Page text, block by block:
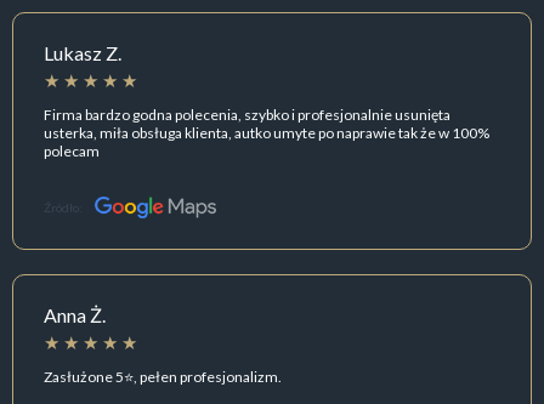
Lukasz Z.
Firma bardzo godna polecenia, szybko i profesjonalnie usunięta
usterka, miła obsługa klienta, autko umyte po naprawie tak że w 100%
polecam
Źródło:
Anna Ż.
Zasłużone 5⭐️, pełen profesjonalizm.